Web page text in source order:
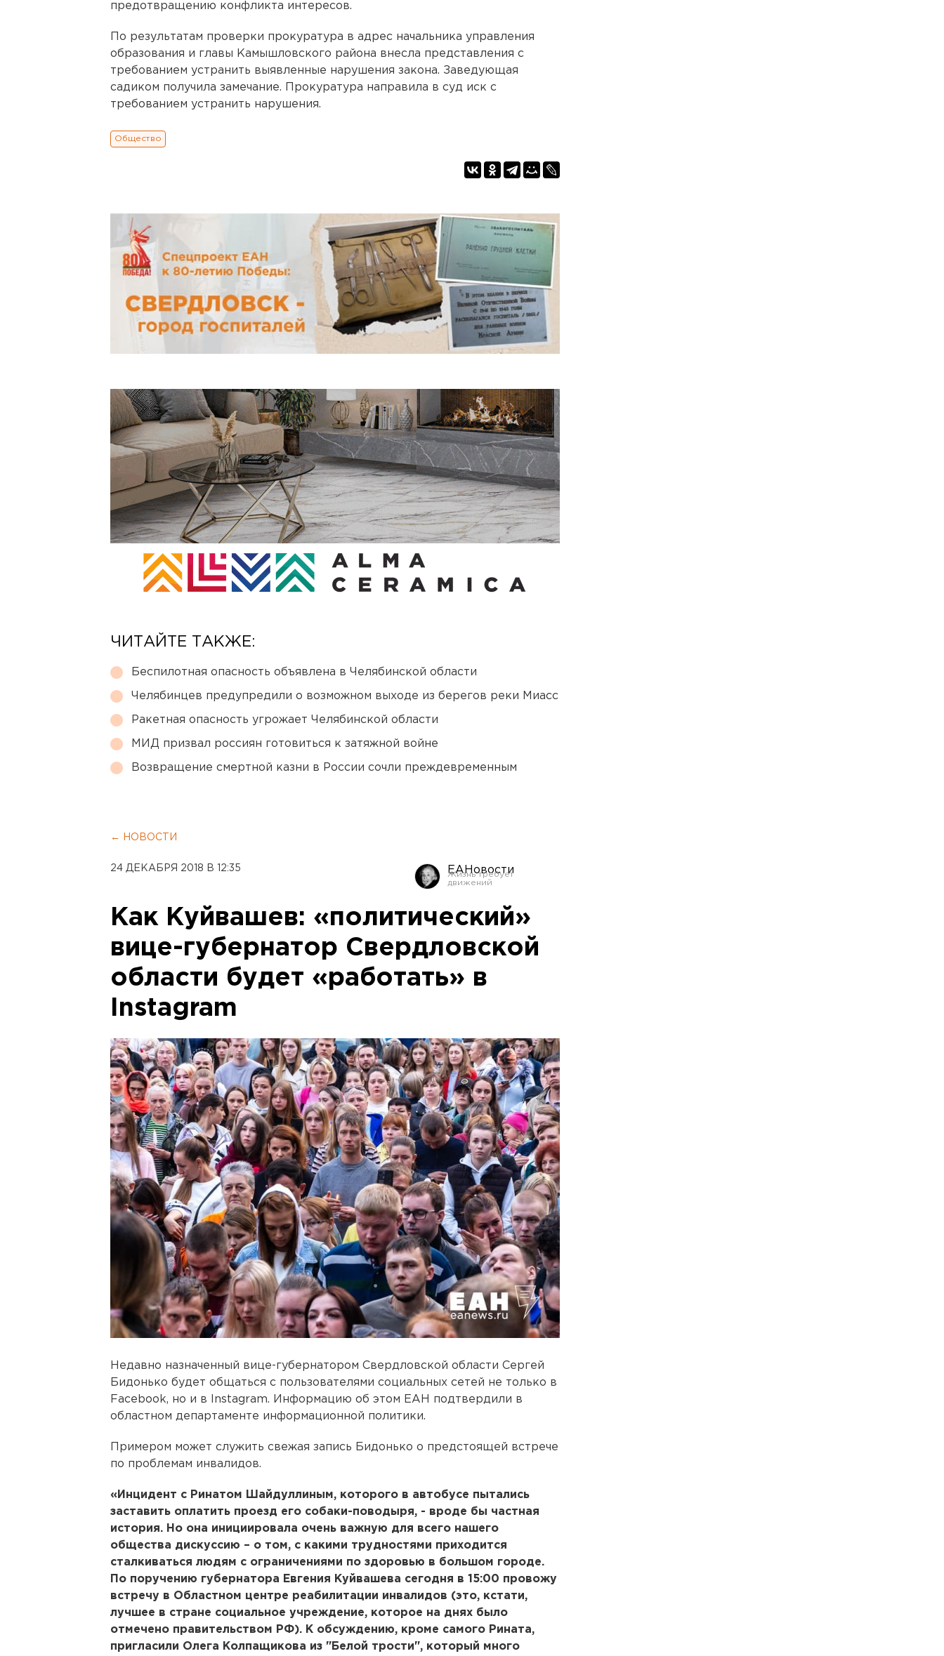
предотвращению конфликта интересов.
По результатам проверки прокуратура в адрес начальника управления
образования и главы Камышловского района внесла представления с
требованием устранить выявленные нарушения закона. Заведующая
садиком получила замечание. Прокуратура направила в суд иск с
требованием устранить нарушения.
Общество
ЧИТАЙТЕ ТАКЖЕ:
Беспилотная опасность объявлена в Челябинской области
Челябинцев предупредили о возможном выходе из берегов реки Миасс
Ракетная опасность угрожает Челябинской области
МИД призвал россиян готовиться к затяжной войне
Возвращение смертной казни в России сочли преждевременным
← НОВОСТИ
24 ДЕКАБРЯ 2018 В 12:35 ЕАНовости
Как Куйвашев: «политический»
вице-губернатор Свердловской
области будет «работать» в
Instagram
Недавно назначенный вице-губернатором Свердловской области Сергей
Бидонько будет общаться с пользователями социальных сетей не только в
Facebook, но и в Instagram. Информацию об этом ЕАН подтвердили в
областном департаменте информационной политики.
Примером может служить свежая запись Бидонько о предстоящей встрече
по проблемам инвалидов.
«Инцидент с Ринатом Шайдуллиным, которого в автобусе пытались
заставить оплатить проезд его собаки-поводыря, - вроде бы частная
история. Но она инициировала очень важную для всего нашего
общества дискуссию – о том, с какими трудностями приходится
сталкиваться людям с ограничениями по здоровью в большом городе.
По поручению губернатора Евгения Куйвашева сегодня в 15:00 провожу
встречу в Областном центре реабилитации инвалидов (это, кстати,
лучшее в стране социальное учреждение, которое на днях было
отмечено правительством РФ). К обсуждению, кроме самого Рината,
пригласили Олега Колпащикова из "Белой трости", который много